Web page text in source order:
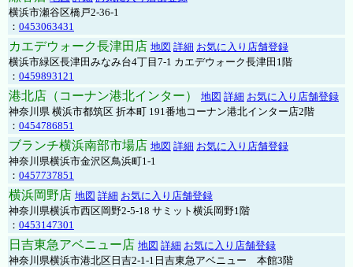
横浜市瀬谷区橋戸2-36-1
： 0453063431
カエデウォーク長津田店 地図 詳細 お気に入り店舗登録
横浜市緑区長津田みなみ台4丁目7-1 カエデウォーク長津田1階
： 0459893121
港北店（コーナン港北インター） 地図 詳細 お気に入り店舗登録
神奈川県 横浜市都筑区 折本町 191番地コーナン港北インター店2階
： 0454786851
ブランチ横浜南部市場店 地図 詳細 お気に入り店舗登録
神奈川県横浜市金沢区鳥浜町1-1
： 0457737851
横浜岡野店 地図 詳細 お気に入り店舗登録
神奈川県横浜市西区岡野2-5-18 サミット横浜岡野1階
： 0453147301
日吉東急アベニュー店 地図 詳細 お気に入り店舗登録
神奈川県横浜市港北区日吉2-1-1日吉東急アベニュー 本館3階